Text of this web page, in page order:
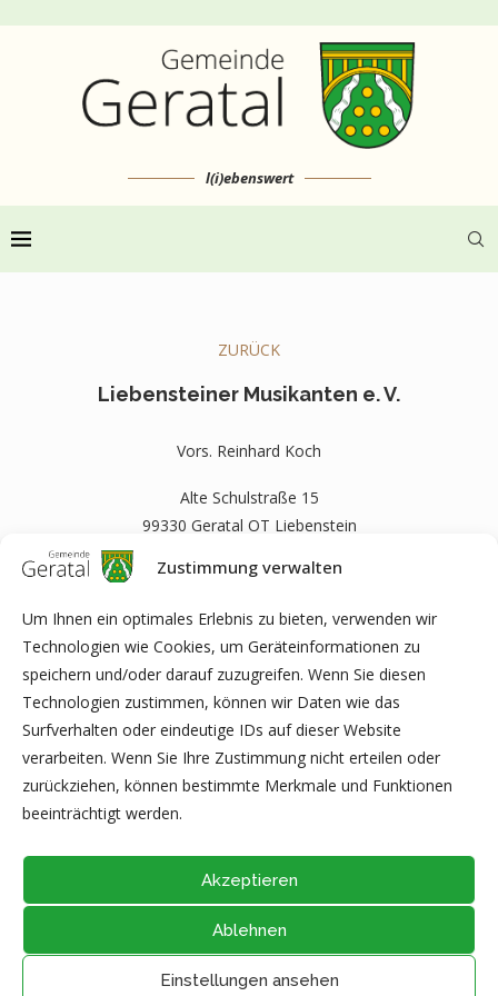
Zustimmung verwalten
Um Ihnen ein optimales Erlebnis zu bieten, verwenden wir
Technologien wie Cookies, um Geräteinformationen zu
speichern und/oder darauf zuzugreifen. Wenn Sie diesen
Technologien zustimmen, können wir Daten wie das
Surfverhalten oder eindeutige IDs auf dieser Website
verarbeiten. Wenn Sie Ihre Zustimmung nicht erteilen oder
zurückziehen, können bestimmte Merkmale und Funktionen
beeinträchtigt werden.
Akzeptieren
Ablehnen
Einstellungen ansehen
l(i)ebenswert
ZURÜCK
Liebensteiner Musikanten e. V.
Vors. Reinhard Koch
Alte Schulstraße 15
99330 Geratal OT Liebenstein
(0172) 3718579
E-Mail:info@liebensteiner-musikanten.de
www.liebensteiner-musikanten.de
@2026 - Alle Rechte vorbehalten durchGemeinde Geratal
DATENSCHUTZ|Thüringer Transparenzportal